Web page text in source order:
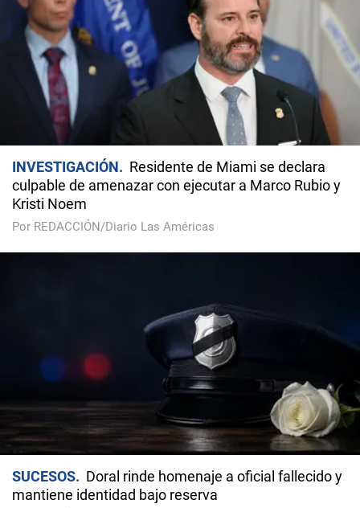
INVESTIGACIÓN
Residente de Miami se declara
culpable de amenazar con ejecutar a Marco Rubio y
Kristi Noem
Por REDACCIÓN/Diario Las Américas
SUCESOS
Doral rinde homenaje a oficial fallecido y
mantiene identidad bajo reserva